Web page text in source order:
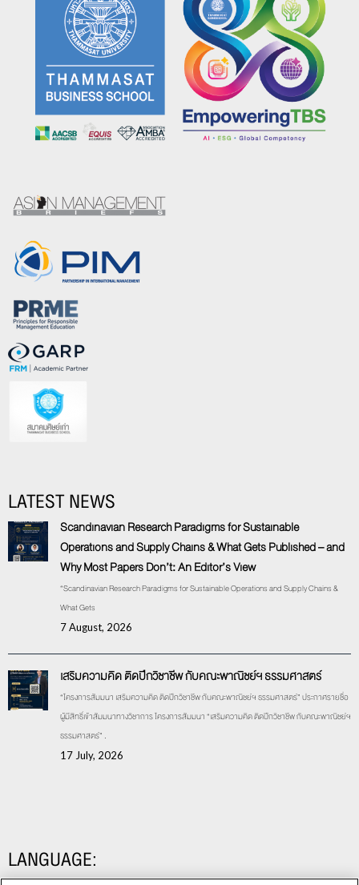
LATEST NEWS
Scandinavian Research Paradigms for Sustainable
Operations and Supply Chains & What Gets Published – and
Why Most Papers Don’t: An Editor’s View
“Scandinavian Research Paradigms for Sustainable Operations and Supply Chains &
What Gets
7 August, 2026
เสริมความคิด ติดปีกวิชาชีพ กับคณะพาณิชย์ฯ ธรรมศาสตร์
“โครงการสัมมนา เสริมความคิด ติดปีกวิชาชีพ กับคณะพาณิชย์ฯ ธรรมศาสตร์” ประกาศรายชื่อ
ผู้มีสิทธิ์เข้าสัมมนาทางวิชาการ โครงการสัมมนา “เสริมความคิด ติดปีกวิชาชีพ กับคณะพาณิชย์ฯ
ธรรมศาสตร์” .
17 July, 2026
LANGUAGE: